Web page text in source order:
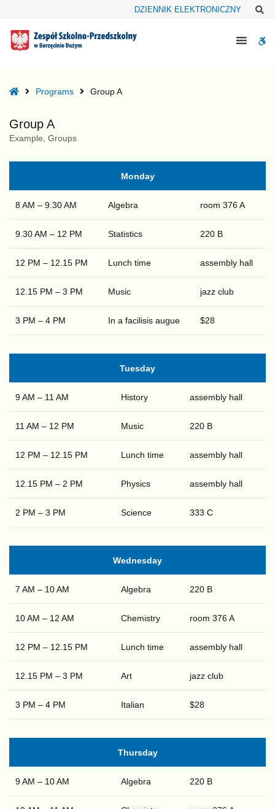
DZIENNIK ELEKTRONICZNY
HomePrograms Group A
Group A
Example, Groups
Monday
8 AM – 9.30 AM Algebra room 376 A
9.30 AM – 12 PM Statistics 220 B
12 PM – 12.15 PM Lunch time assembly hall
12.15 PM – 3 PM Music jazz club
3 PM – 4 PM In a facilisis augue $28
Tuesday
9 AM – 11 AM History assembly hall
11 AM – 12 PM Music 220 B
12 PM – 12.15 PM Lunch time assembly hall
12.15 PM – 2 PM Physics assembly hall
2 PM – 3 PM Science 333 C
Wednesday
7 AM – 10 AM Algebra 220 B
10 AM – 12 AM Chemistry room 376 A
12 PM – 12.15 PM Lunch time assembly hall
12.15 PM – 3 PM Art jazz club
3 PM – 4 PM Italian $28
Thursday
9 AM – 10 AM Algebra 220 B